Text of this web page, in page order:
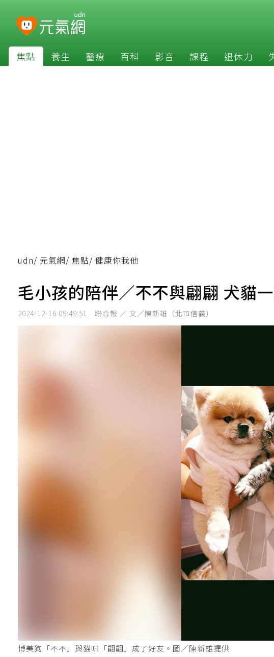
焦點 養生 醫療 百科 影音 課程 退休力
udn/ 元氣網/ 焦點/ 健康你我他
毛小孩的陪伴／不不與翩翩 犬貓
2024-12-16 09:49:51 聯合報 ／ 文╱陳新雄（北市信義）
博美狗「不不」與貓咪「翩翩」成了好友。圖／陳新雄提供